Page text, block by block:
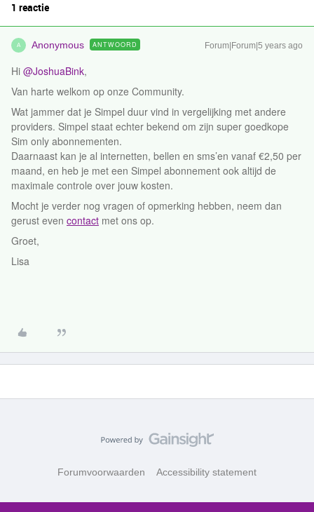
1 reactie
A Anonymous ANTWOORD Forum|Forum|5 years ago
Hi @JoshuaBink,
Van harte welkom op onze Community.
Wat jammer dat je Simpel duur vind in vergelijking met andere
providers. Simpel staat echter bekend om zijn super goedkope
Sim only abonnementen.
Daarnaast kan je al internetten, bellen en sms’en vanaf €2,50 per
maand, en heb je met een Simpel abonnement ook altijd de
maximale controle over jouw kosten.
Mocht je verder nog vragen of opmerking hebben, neem dan
gerust even contact met ons op.
Groet,
Lisa
Forumvoorwaarden Accessibility statement